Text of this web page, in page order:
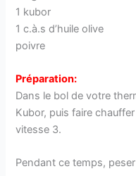
1 kubor
1 c.à.s d’huile olive
poivre
Préparation:
Dans le bol de votre
Kubor, puis faire
vitesse 3.
Pendant ce temps,